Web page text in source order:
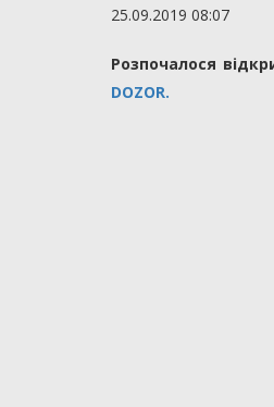
25.09.2019 08:07
Розпочалося
DOZOR.